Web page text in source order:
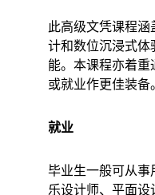
此高级文凭课程
计和数位沉浸式体
能。本课程亦着
或就业作更佳装备
就业
毕业生一般可从事
乐设计师、平面设